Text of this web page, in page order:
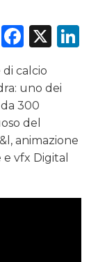
X
calcio
uno dei
300
del
animazione
vfx Digital